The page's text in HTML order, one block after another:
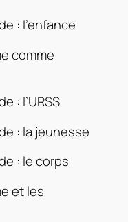
: l’enfance
comme
: l’URSS
: la jeunesse
: le corps
et les